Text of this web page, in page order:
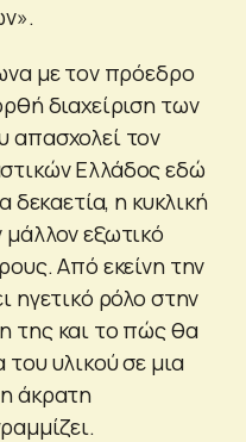
με τον πρόεδρο
διαχείριση των
απασχολεί τον
Ελλάδος εδώ
δεκαετία, η κυκλική
εξωτικό
Από εκείνη την
ηγετικό ρόλο στην
της και το πώς θα
υλικού σε μια
άκρατη